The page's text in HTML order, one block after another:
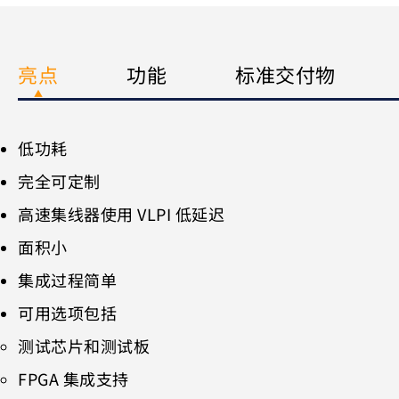
亮点 功能 标准交付物
低功耗
完全可定制
高速集线器使用 VLPI 低延迟
面积小
集成过程简单
可用选项包括
测试芯片和测试板
FPGA 集成支持